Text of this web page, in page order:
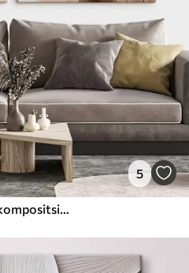
5
Abstraktne kaheosaline lillekompositsioon